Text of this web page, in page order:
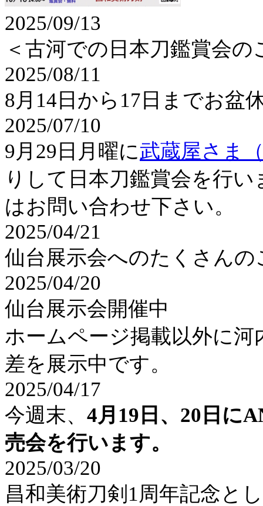
2025/09/13
＜古河での日本刀鑑賞会の
2025/08/11
8月14日から17日までお盆
2025/07/10
9月29日月曜に武蔵屋さま
りして日本刀鑑賞会を行
はお問い合わせ下さい。
2025/04/21
仙台展示会へのたくさん
2025/04/20
仙台展示会開催中
ホームページ掲載以外に
差を展示中です。
2025/04/17
今週末、 4月19日、20日に
売会を行います。
2025/03/20
昌和美術刀剣1周年記念と